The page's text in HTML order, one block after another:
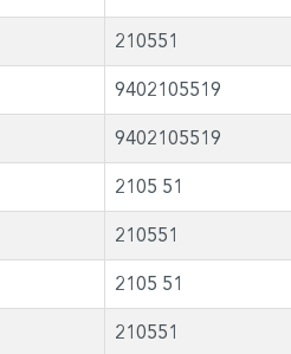
210551
9402105519
9402105519
2105 51
210551
2105 51
210551